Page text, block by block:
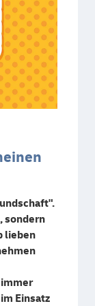
sondern
lieben
Einsatz